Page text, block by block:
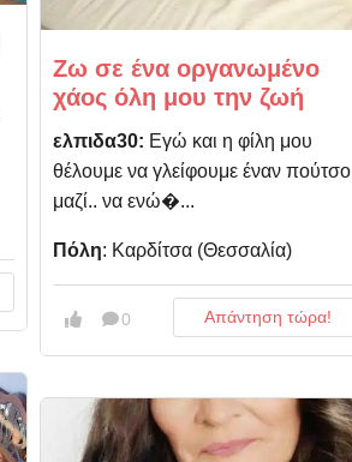
Ζω σε ένα οργανωμένο
χάος όλη μου την ζωή
ελπιδα30: Εγώ και η φίλη μου
θέλουμε να γλείφουμε έναν πούτσο
μαζί.. να ενώ�...
Πόλη: Καρδίτσα (Θεσσαλία)
0 Απάντηση τώρα!